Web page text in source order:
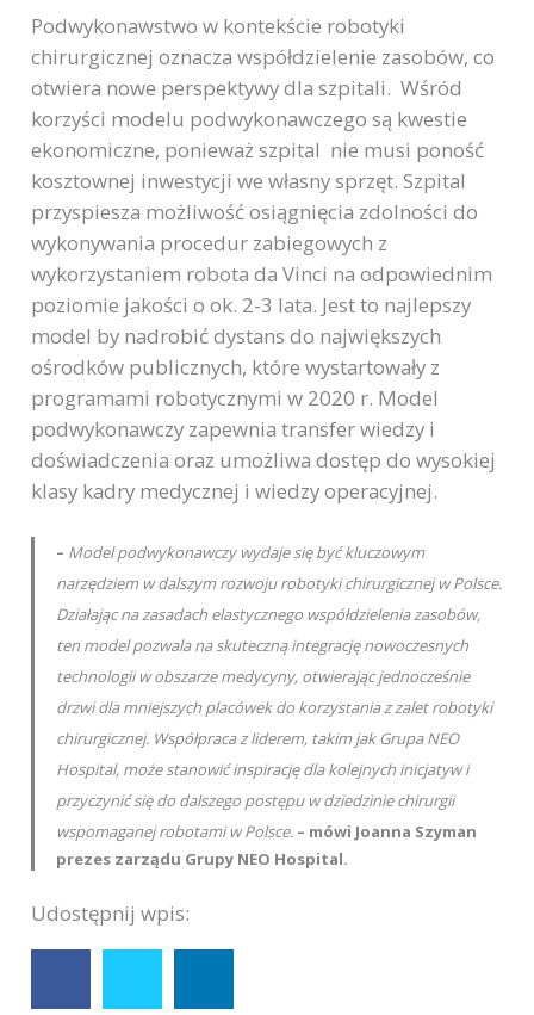
Podwykonawstwo w kontekście robotyki
chirurgicznej oznacza współdzielenie zasobów, co
otwiera nowe perspektywy dla szpitali. Wśród
korzyści modelu podwykonawczego są kwestie
ekonomiczne, ponieważ szpital nie musi poność
kosztownej inwestycji we własny sprzęt. Szpital
przyspiesza możliwość osiągnięcia zdolności do
wykonywania procedur zabiegowych z
wykorzystaniem robota da Vinci na odpowiednim
poziomie jakości o ok. 2-3 lata. Jest to najlepszy
model by nadrobić dystans do największych
ośrodków publicznych, które wystartowały z
programami robotycznymi w 2020 r. Model
podwykonawczy zapewnia transfer wiedzy i
doświadczenia oraz umożliwa dostęp do wysokiej
klasy kadry medycznej i wiedzy operacyjnej.
– Model podwykonawczy wydaje się być kluczowym
narzędziem w dalszym rozwoju robotyki chirurgicznej w Polsce.
Działając na zasadach elastycznego współdzielenia zasobów,
ten model pozwala na skuteczną integrację nowoczesnych
technologii w obszarze medycyny, otwierając jednocześnie
drzwi dla mniejszych placówek do korzystania z zalet robotyki
chirurgicznej. Współpraca z liderem, takim jak Grupa NEO
Hospital, może stanowić inspirację dla kolejnych inicjatyw i
przyczynić się do dalszego postępu w dziedzinie chirurgii
wspomaganej robotami w Polsce. – mówi Joanna Szyman
prezes zarządu Grupy NEO Hospital.
Udostępnij wpis: